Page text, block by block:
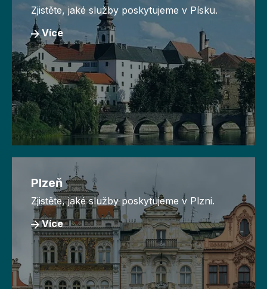
Zjistěte, jaké služby poskytujeme v Písku.
Více
Plzeň
Zjistěte, jaké služby poskytujeme v Plzni.
Více